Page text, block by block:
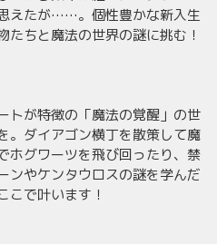
えたが……。個性豊かな新入生
たちと魔法の世界の謎に挑む！
トが特徴の「魔法の覚醒」の世
。ダイアゴン横丁を散策して魔
ホグワーツを飛び回ったり、禁
ンやケンタウロスの謎を学んだ
で叶います！